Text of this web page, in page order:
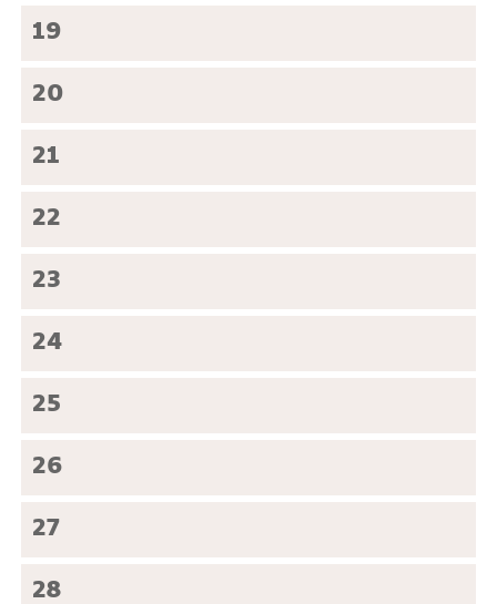
19
20
21
22
23
24
25
26
27
28